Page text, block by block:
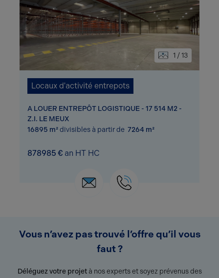
1 / 13
Locaux d'activité entrepots
A LOUER ENTREPÔT LOGISTIQUE - 17 514 M2 -
Z.I. LE MEUX
16895 m²divisibles à partir de 7264 m²
878985 € an HT HC
Vous n’avez pas trouvé l’offre qu’il vous
faut ?
Déléguez votre projetà nos experts et soyez prévenus des